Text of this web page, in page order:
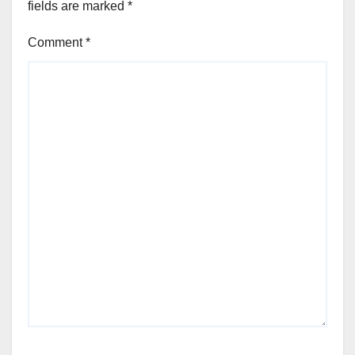
fields are marked *
Comment*